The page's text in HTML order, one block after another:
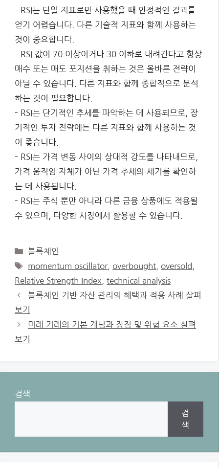
– RSI는 단일 지표로만 사용했을 때 안정적인 결과를
얻기 어렵습니다. 다른 기술적 지표와 함께 사용하는
것이 중요합니다.
– RSI 값이 70 이상이거나 30 이하로 내려간다고 항상
매수 또는 매도 포지션을 취하는 것은 올바른 전략이
아닐 수 있습니다. 다른 지표와 함께 종합적으로 분석
하는 것이 필요합니다.
– RSI는 단기적인 추세를 파악하는 데 사용되므로, 장
기적인 투자 전략에는 다른 지표와 함께 사용하는 것
이 좋습니다.
– RSI는 가격 변동 사이의 상대적 강도를 나타내므로,
가격 움직임 자체가 아닌 가격 추세의 세기를 확인하
는 데 사용됩니다.
– RSI는 주식 뿐만 아니라 다른 금융 상품에도 적용될
수 있으며, 다양한 시장에서 활용할 수 있습니다.
Categories
블록체인
Tags
momentum oscillator, overbought oversold
Relative Strength Index
technical analysis
블록체인 기반 자산 관리의 혜택과 적용 사례 살펴
보기
미래 거래의 기본 개념과 장점 및 위험 요소 살펴
보기
검색
검
색